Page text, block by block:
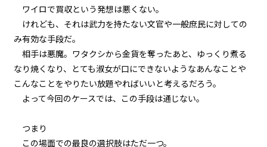
episode34
悪役令嬢、さすがにちょっぴり弱
気になる。
episode35
悪役令嬢、値段をつけられる。
episode36
ワイロで買収という発想は悪くない。
けれども、それは武力を持たない文官や一般庶民に対しての
み有効な手段だ。
相手は悪魔。ワタクシから金貨を奪ったあと、ゆっくり煮る
なり焼くなり、とても淑女が口にできないようなあんなことや
こんなことをやりたい放題やればいいと考えるだろう。
よって今回のケースでは、この手段は通じない。
つまり――
この場面での最良の選択肢はただ一つ。